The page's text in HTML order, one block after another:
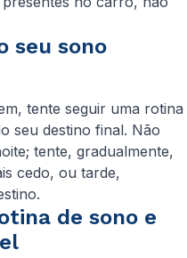
seu sono
tente seguir uma rotina
seu destino final. Não
tente, gradualmente,
cedo, ou tarde,
de sono e